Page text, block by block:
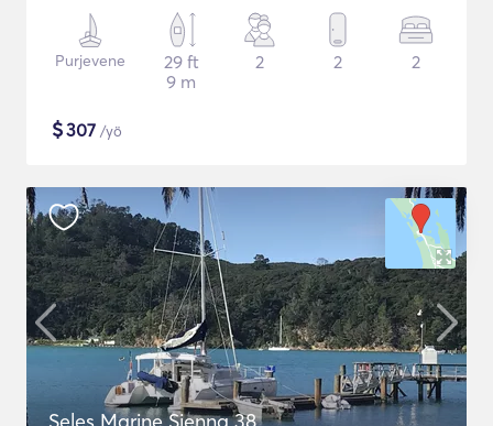
Purjevene
29 ft
9 m
2 2 2
$307 /yö